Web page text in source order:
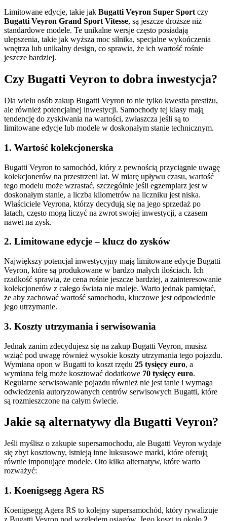
Limitowane edycje, takie jak Bugatti Veyron Super Sport czy
Bugatti Veyron Grand Sport Vitesse, są jeszcze droższe niż
standardowe modele. Te unikalne wersje często posiadają
ulepszenia, takie jak wyższa moc silnika, specjalne wykończenia
wnętrza lub unikalny design, co sprawia, że ich wartość rośnie
jeszcze bardziej.
Czy Bugatti Veyron to dobra inwestycja?
Dla wielu osób zakup Bugatti Veyron to nie tylko kwestia prestiżu,
ale również potencjalnej inwestycji. Samochody tej klasy mają
tendencję do zyskiwania na wartości, zwłaszcza jeśli są to
limitowane edycje lub modele w doskonałym stanie technicznym.
1. Wartość kolekcjonerska
Bugatti Veyron to samochód, który z pewnością przyciągnie uwagę
kolekcjonerów na przestrzeni lat. W miarę upływu czasu, wartość
tego modelu może wzrastać, szczególnie jeśli egzemplarz jest w
doskonałym stanie, a liczba kilometrów na liczniku jest niska.
Właściciele Veyrona, którzy decydują się na jego sprzedaż po
latach, często mogą liczyć na zwrot swojej inwestycji, a czasem
nawet na zysk.
2. Limitowane edycje – klucz do zysków
Największy potencjał inwestycyjny mają limitowane edycje Bugatti
Veyron, które są produkowane w bardzo małych ilościach. Ich
rzadkość sprawia, że cena rośnie jeszcze bardziej, a zainteresowanie
kolekcjonerów z całego świata nie maleje. Warto jednak pamiętać,
że aby zachować wartość samochodu, kluczowe jest odpowiednie
jego utrzymanie.
3. Koszty utrzymania i serwisowania
Jednak zanim zdecydujesz się na zakup Bugatti Veyron, musisz
wziąć pod uwagę również wysokie koszty utrzymania tego pojazdu.
Wymiana opon w Bugatti to koszt rzędu 25 tysięcy euro, a
wymiana felg może kosztować dodatkowe 70 tysięcy euro.
Regularne serwisowanie pojazdu również nie jest tanie i wymaga
odwiedzenia autoryzowanych centrów serwisowych Bugatti, które
są rozmieszczone na całym świecie.
Jakie są alternatywy dla Bugatti Veyron?
Jeśli myślisz o zakupie supersamochodu, ale Bugatti Veyron wydaje
się zbyt kosztowny, istnieją inne luksusowe marki, które oferują
równie imponujące modele. Oto kilka alternatyw, które warto
rozważyć:
1. Koenigsegg Agera RS
Koenigsegg Agera RS to kolejny supersamochód, który rywalizuje
z Bugatti Veyron pod względem osiągów. Jego koszt to około 2